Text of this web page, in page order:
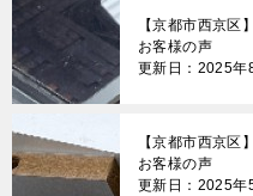
【京都市西京
お客様の声
更新日：2025年
【京都市西京
お客様の声
更新日：2025年